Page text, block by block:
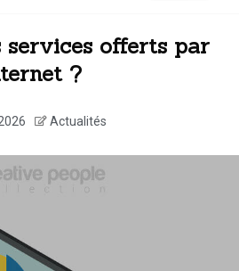
services offerts par
?
Actualités